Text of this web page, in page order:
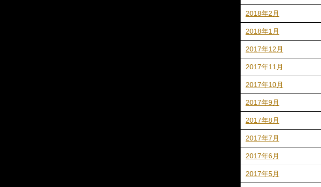
2018年2月
2018年1月
2017年12月
2017年11月
2017年10月
2017年9月
2017年8月
2017年7月
2017年6月
2017年5月